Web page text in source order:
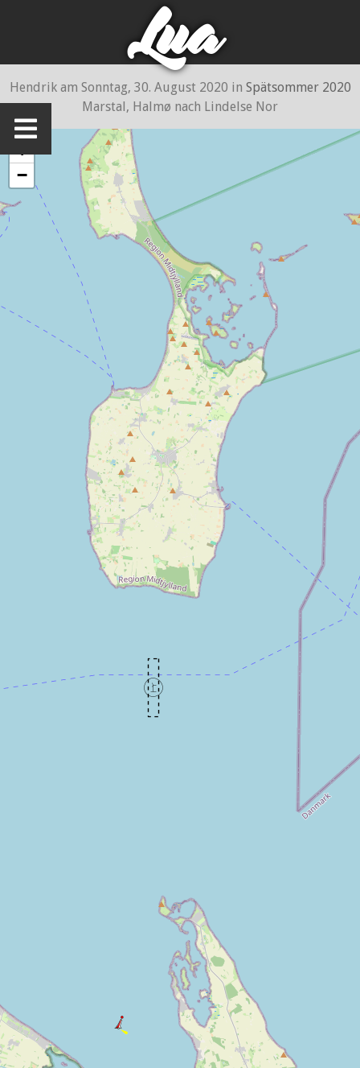
Lua
Hendrikam Sonntag, 30. August 2020 in Spätsommer 2020
Marstal, Halmø nach Lindelse Nor
+
−